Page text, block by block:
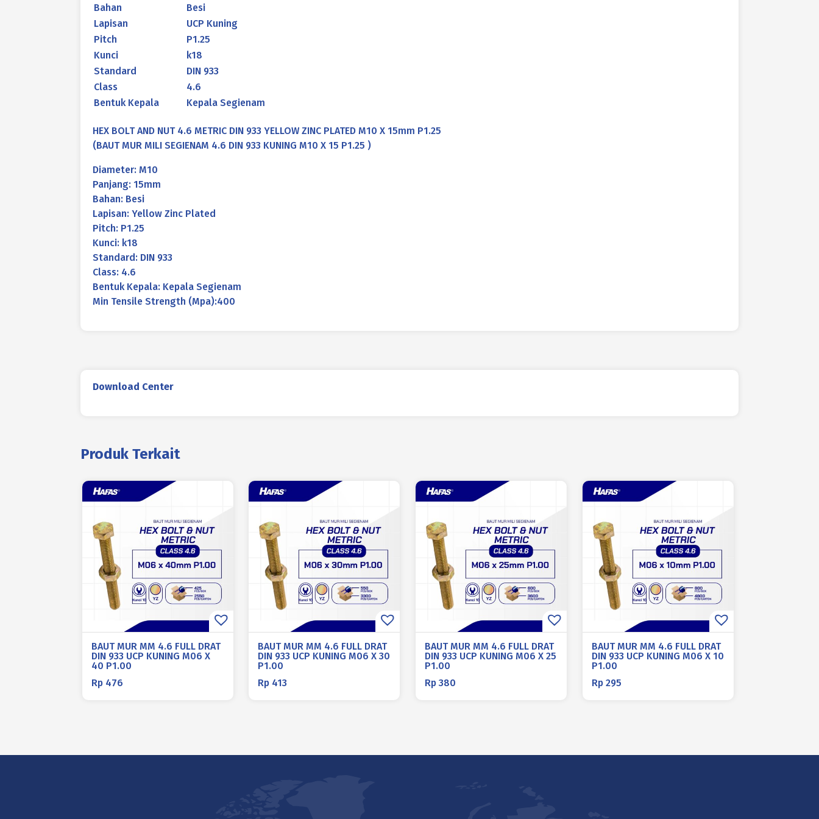
Bahan
Besi
Lapisan
UCP Kuning
Pitch
P1.25
Kunci
k18
Standard
DIN 933
Class
4.6
Bentuk Kepala
Kepala Segienam
HEX BOLT AND NUT 4.6 METRIC DIN 933 YELLOW ZINC PLATED M10 X 15mm P1.25
(BAUT MUR MILI SEGIENAM 4.6 DIN 933 KUNING M10 X 15 P1.25 )
Diameter: M10
Panjang: 15mm
Bahan: Besi
Lapisan: Yellow Zinc Plated
Pitch: P1.25
Kunci: k18
Standard: DIN 933
Class: 4.6
Bentuk Kepala: Kepala Segienam
Min Tensile Strength (Mpa):400
Download Center
Produk Terkait
BAUT MUR MM 4.6 FULL DRAT
DIN 933 UCP KUNING M06 X
40 P1.00
Rp 476
BAUT MUR MM 4.6 FULL DRAT
DIN 933 UCP KUNING M06 X 30
P1.00
Rp 413
BAUT MUR MM 4.6 FULL DRAT
DIN 933 UCP KUNING M06 X 25
P1.00
Rp 380
BAUT MUR MM 4.6 FULL DRAT
DIN 933 UCP KUNING M06 X 10
P1.00
Rp 295